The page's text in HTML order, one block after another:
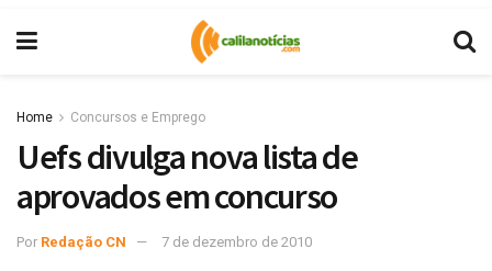
Home Concursos e Emprego
Uefs divulga nova lista de
aprovados em concurso
Por Redação CN 7 de dezembro de 2010